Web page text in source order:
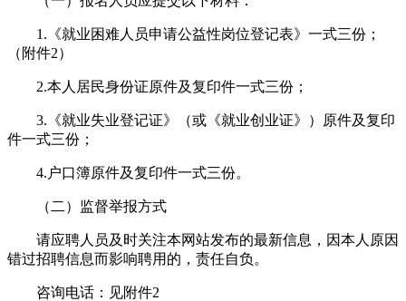
1.《就业困难人员申请公益性岗位登记表》一式三份；
（附件2）
2.本人居民身份证原件及复印件一式三份；
3.《就业失业登记证》（或《就业创业证》）原件及复印
件一式三份；
4.户口簿原件及复印件一式三份。
（二）监督举报方式
请应聘人员及时关注本网站发布的最新信息，因本人原因
错过招聘信息而影响聘用的，责任自负。
咨询电话：见附件2